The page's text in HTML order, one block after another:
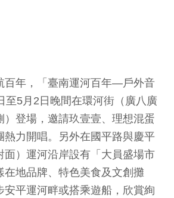
百年，「臺南運河百年—戶外音
至5月2日晚間在環河街（廣八廣
）登場，邀請玖壹壹、理想混蛋
熱力開唱。另外在國平路與慶平
面）運河沿岸設有「大員盛場市
在地品牌、特色美食及文創攤
安平運河畔或搭乘遊船，欣賞絢